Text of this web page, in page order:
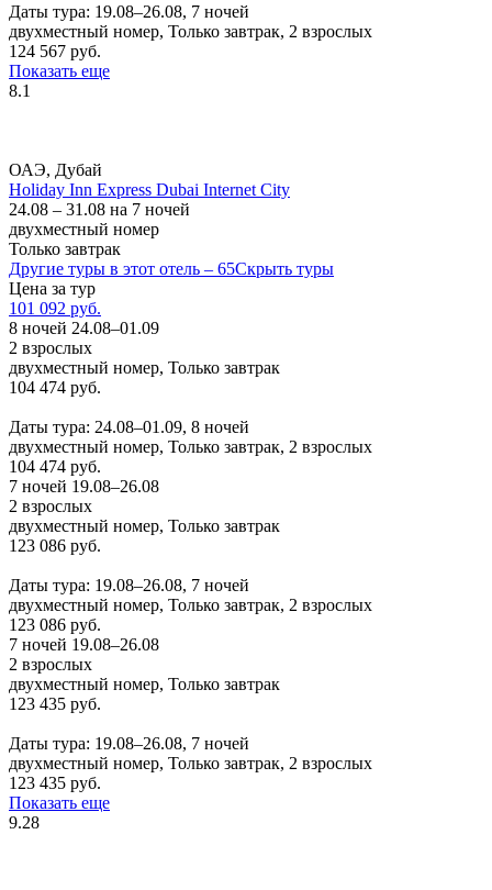
Даты тура: 19.08–26.08, 7 ночей
двухместный номер, Только завтрак, 2 взрослых
124 567 руб.
Показать еще
8.1
ОАЭ, Дубай
Holiday Inn Express Dubai Internet City
24.08 – 31.08 на 7 ночей
двухместный номер
Только завтрак
Другие туры в этот отель – 65Скрыть туры
Цена за тур
101 092 руб.
8 ночей 24.08–01.09
2 взрослых
двухместный номер, Только завтрак
104 474 руб.
Даты тура: 24.08–01.09, 8 ночей
двухместный номер, Только завтрак, 2 взрослых
104 474 руб.
7 ночей 19.08–26.08
2 взрослых
двухместный номер, Только завтрак
123 086 руб.
Даты тура: 19.08–26.08, 7 ночей
двухместный номер, Только завтрак, 2 взрослых
123 086 руб.
7 ночей 19.08–26.08
2 взрослых
двухместный номер, Только завтрак
123 435 руб.
Даты тура: 19.08–26.08, 7 ночей
двухместный номер, Только завтрак, 2 взрослых
123 435 руб.
Показать еще
9.28